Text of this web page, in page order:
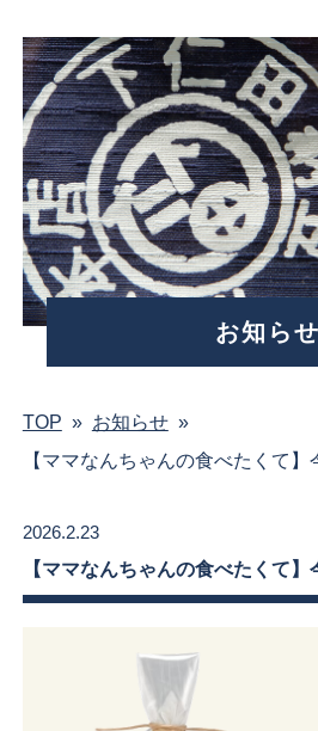
お知らせ
TOP » お知らせ»
【ママなんちゃんの食べたくて】
2026.2.23
【ママなんちゃんの食べたくて】